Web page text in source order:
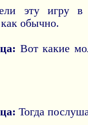
эту игру в
обычно.
Вот какие
Тогда